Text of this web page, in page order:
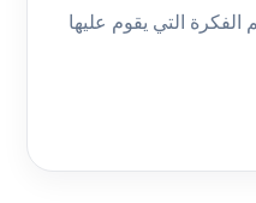
التي يقوم عليها